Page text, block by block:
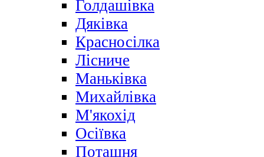
Голдашівка
Дяківка
Красносілка
Лісниче
Маньківка
Михайлівка
М'якохід
Осіївка
Поташня